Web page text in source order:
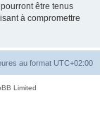
être tenus
à compromettre
au format UTC+02:00
Limited